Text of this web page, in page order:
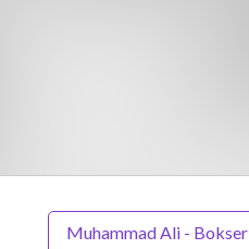
Muhammad Ali -